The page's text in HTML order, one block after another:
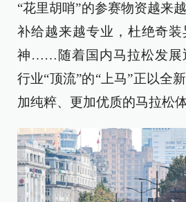
“花里胡哨”的参赛物资越来
补给越来越专业，杜绝奇
神……随着国内马拉松发展
行业“顶流”的“上马”正以全
加纯粹、更加优质的马拉松体